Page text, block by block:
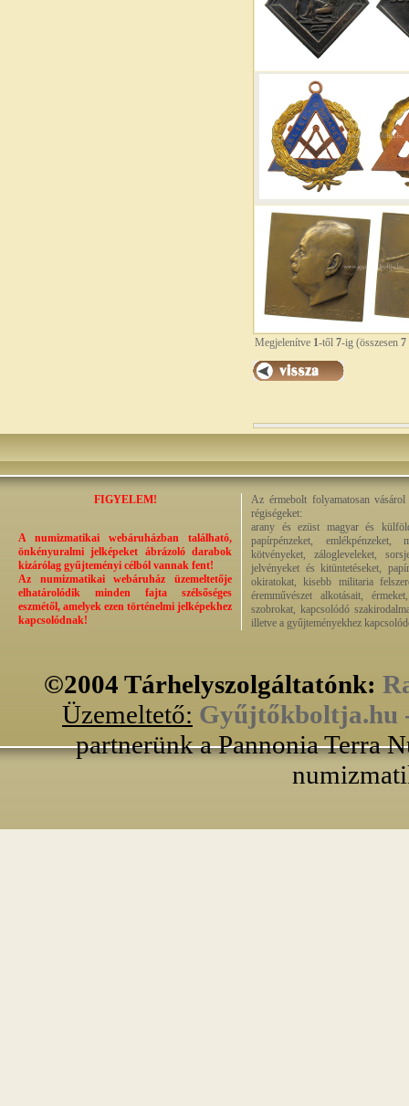
Megjelenítve 1-től 7-ig (összesen 7
FIGYELEM!
A numizmatikai webáruházban található,
önkényuralmi jelképeket ábrázoló darabok
kizárólag gyűjteményi célból vannak fent!
Az numizmatikai webáruház üzemeltetője
elhatárolódik minden fajta szélsőséges
eszmétől, amelyek ezen történelmi jelképekhez
kapcsolódnak!
Az érmebolt folyamatosan
régiségeket:
arany és ezüst magyar és
papírpénzeket,
kötvényeket, zálogleveleket,
jelvényeket és kitüntetéseket,
okiratokat, kisebb militaria
éremművészet alkotásait,
szobrokat, kapcsolódó
illetve a gyűjteményekhez
©2004 Tárhelyszolgáltatónk:
Üzemeltető: Gyűjtőkboltja.hu
partnerünk a Pannonia Terra